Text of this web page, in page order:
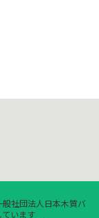
社団法人日本木質バ
います